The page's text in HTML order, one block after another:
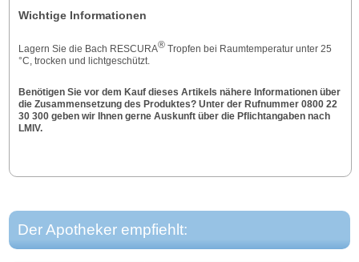
Wichtige Informationen
Lagern Sie die Bach RESCURA®Tropfen bei Raumtemperatur unter 25
°C, trocken und lichtgeschützt.
Benötigen Sie vor dem Kauf dieses Artikels nähere Informationen über
die Zusammensetzung des Produktes? Unter der Rufnummer 0800 22
30 300 geben wir Ihnen gerne Auskunft über die Pflichtangaben nach
LMIV.
Der Apotheker empfiehlt: